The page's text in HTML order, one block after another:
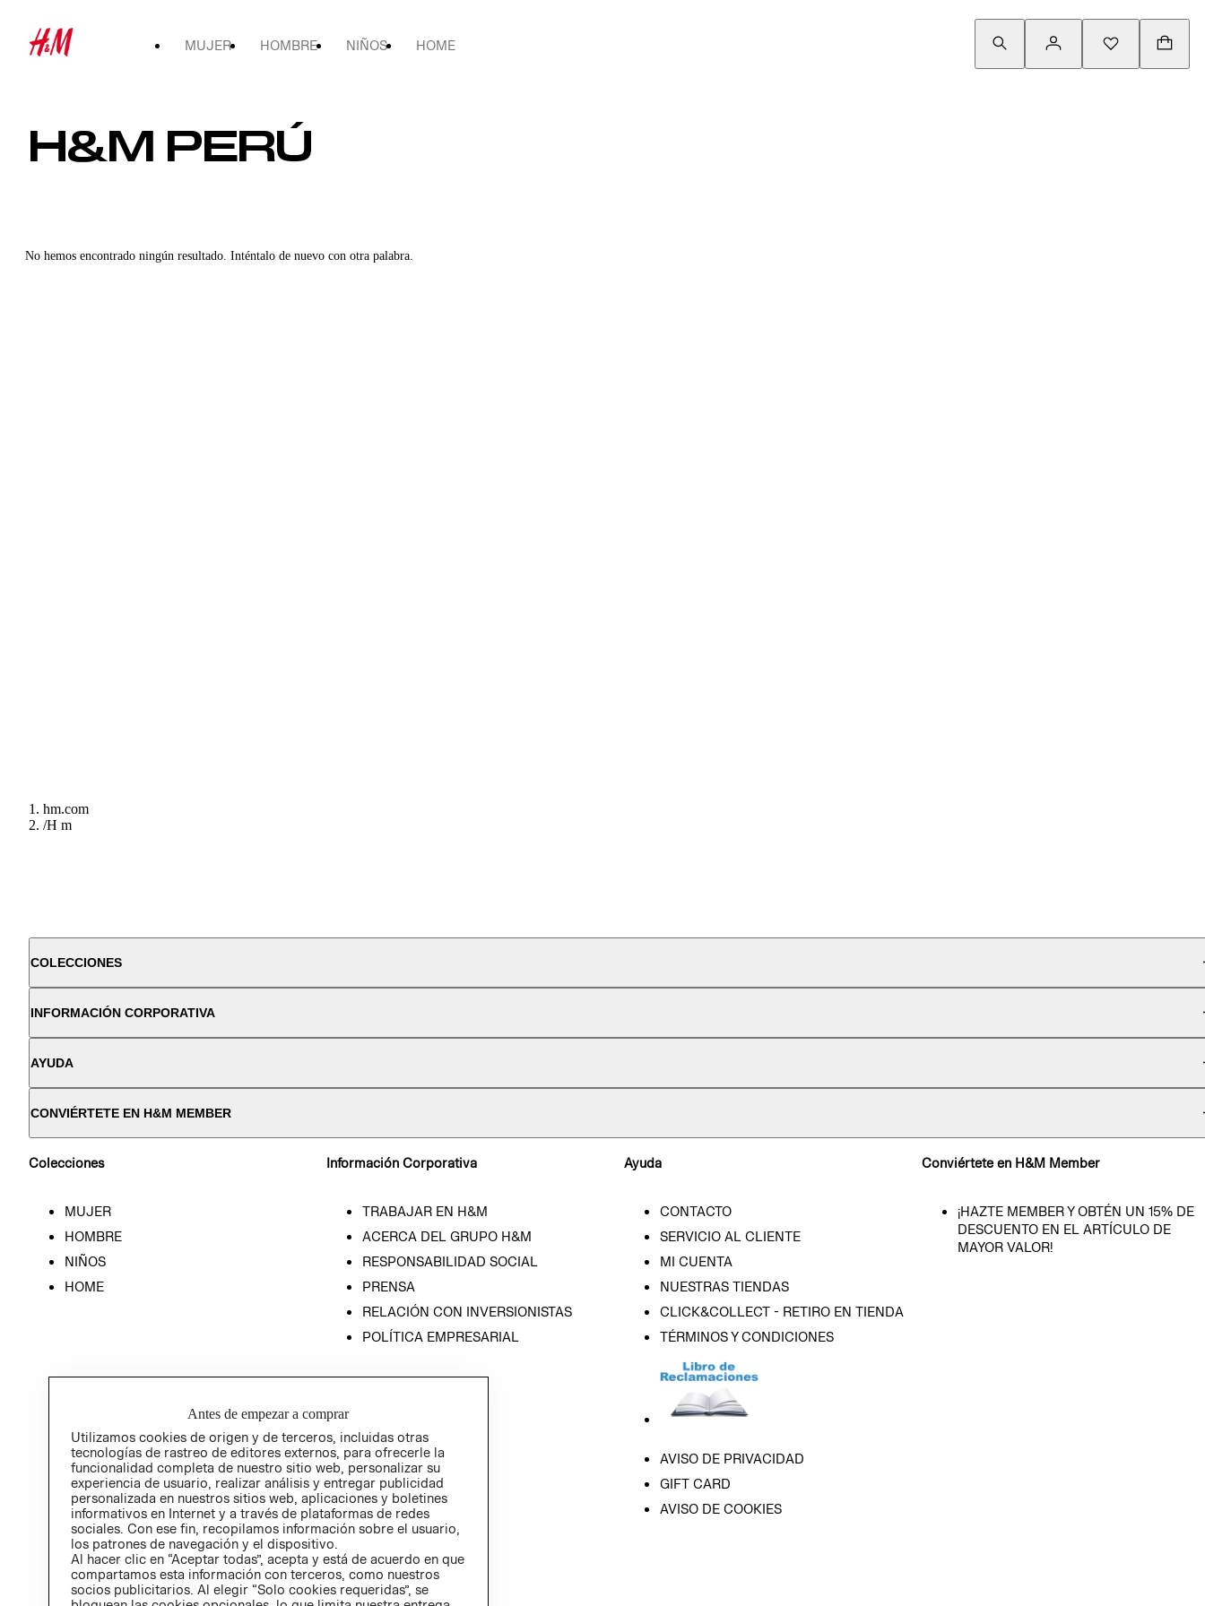
MUJER HOMBRE NIÑOS HOME
H&M PERÚ
No hemos encontrado ningún resultado. Inténtalo de nuevo con otra palabra.
hm.com
/H m
COLECCIONES
INFORMACIÓN CORPORATIVA
AYUDA
CONVIÉRTETE EN H&M MEMBER
Colecciones
MUJER
HOMBRE
NIÑOS
HOME
Información Corporativa
TRABAJAR EN H&M
ACERCA DEL GRUPO H&M
RESPONSABILIDAD SOCIAL
PRENSA
RELACIÓN CON INVERSIONISTAS
POLÍTICA EMPRESARIAL
Ayuda
CONTACTO
SERVICIO AL CLIENTE
MI CUENTA
NUESTRAS TIENDAS
CLICK&COLLECT - RETIRO EN TIENDA
TÉRMINOS Y CONDICIONES
AVISO DE PRIVACIDAD
GIFT CARD
AVISO DE COOKIES
Conviértete en H&M Member
¡HAZTE MEMBER Y OBTÉN UN 15% DE
DESCUENTO EN EL ARTÍCULO DE
MAYOR VALOR!
Antes de empezar a comprar
Utilizamos cookies de origen y de terceros, incluidas otras
tecnologías de rastreo de editores externos, para ofrecerle la
funcionalidad completa de nuestro sitio web, personalizar su
experiencia de usuario, realizar análisis y entregar publicidad
personalizada en nuestros sitios web, aplicaciones y boletines
informativos en Internet y a través de plataformas de redes
sociales. Con ese fin, recopilamos información sobre el usuario,
los patrones de navegación y el dispositivo.
Al hacer clic en “Aceptar todas”, acepta y está de acuerdo en que
compartamos esta información con terceros, como nuestros
socios publicitarios. Al elegir “Solo cookies requeridas”, se